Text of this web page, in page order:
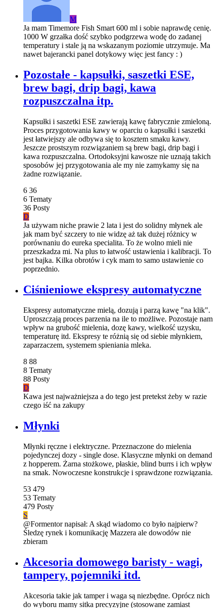
M
Ja mam Timemore Fish Smart 600 ml i sobie naprawdę cenię.
1000 W grzałka dość szybko podgrzewa wodę do zadanej
temperatury i stale ją na wskazanym poziomie utrzymuje. Ma
nawet bajerancki panel dotykowy więc jest fancy : )
Pozostałe - kapsułki, saszetki ESE,
brew bagi, drip bagi, kawa
rozpuszczalna itp.
Kapsułki i saszetki ESE zawierają kawę fabrycznie zmieloną.
Proces przygotowania kawy w oparciu o kapsułki i saszetki
jest łatwiejszy ale odbywa się to kosztem smaku kawy.
Jeszcze prostszym rozwiązaniem są brew bagi, drip bagi i
kawa rozpuszczalna. Ortodoksyjni kawosze nie uznają takich
sposobów jej przygotowania ale my nie zamykamy się na
żadne rozwiązanie.
6 36
6 Tematy
36 Posty
D
Ja używam niche prawie 2 lata i jest do solidny młynek ale
jak mam być szczery to nie widzę aż tak dużej różnicy w
porównaniu do eureka specialita. To że wolno mieli nie
przeszkadza mi. Na plus to łatwość ustawienia i kalibracji. To
jest bajka. Kilka obrotów i cyk mam to samo ustawienie co
poprzednio.
Ciśnieniowe ekspresy automatyczne
Ekspresy automatyczne mielą, dozują i parzą kawę "na klik".
Uproszczają proces parzenia na ile to możliwe. Pozostaje nam
wpływ na grubość mielenia, dozę kawy, wielkość uzysku,
temperaturę itd. Ekspresy te różnią się od siebie młynkiem,
zaparzaczem, systemem spieniania mleka.
8 88
8 Tematy
88 Posty
D
Kawa jest najważniejsza a do tego jest pretekst żeby w razie
czego iść na zakupy
Młynki
Młynki ręczne i elektryczne. Przeznaczone do mielenia
pojedynczej dozy - single dose. Klasyczne młynki on demand
z hopperem. Żarna stożkowe, płaskie, blind burrs i ich wpływ
na smak. Nowoczesne konstrukcje i sprawdzone rozwiązania.
53 479
53 Tematy
479 Posty
S
@Formentor napisał: A skąd wiadomo co było najpierw?
Śledzę rynek i komunikację Mazzera ale dowodów nie
zbieram
Akcesoria domowego baristy - wagi,
tampery, pojemniki itd.
Akcesoria takie jak tamper i waga są niezbędne. Oprócz nich
do wyboru mamy sitka precyzyjne (stosowane zamiast